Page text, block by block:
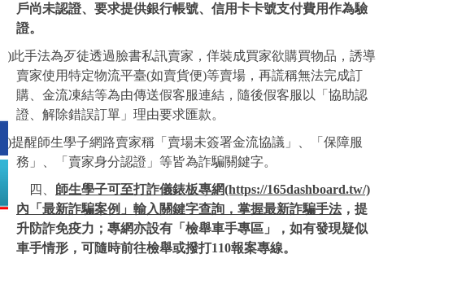
戶尚未認證、要求提供銀行帳號、信用卡卡號支付費用作為驗
證。
一)此手法為歹徒透過臉書私訊賣家，佯裝成買家欲購買物品，誘導
賣家使用特定物流平臺(如賣貨便)等賣場，再謊稱無法完成訂
購、金流凍結等為由傳送假客服連結，隨後假客服以「協助認
證、解除錯誤訂單」理由要求匯款。
二)提醒師生學子網路賣家稱「賣場未簽署金流協議」、「保障服
務」、「賣家身分認證」等皆為詐騙關鍵字。
四、 師生學子可至打詐儀錶板專網(https://165dashboard.tw/)
內「最新詐騙案例」輸入關鍵字查詢，掌握最新詐騙手法，提
升防詐免疫力；專網亦設有「檢舉車手專區」，如有發現疑似
車手情形，可隨時前往檢舉或撥打110報案專線。